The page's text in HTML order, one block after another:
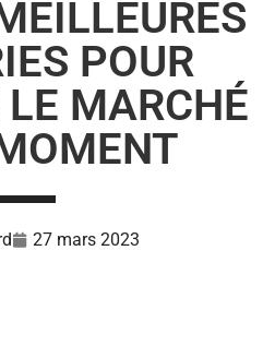
POUR
MARCHÉ
27 mars 2023